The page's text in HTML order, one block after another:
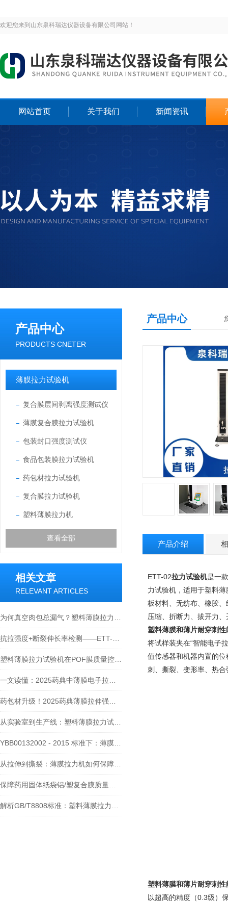
欢迎您来到山东泉科瑞达仪器设备有限公司网站！
网站首页 关于我们 新闻资讯
产品中心
PRODUCTS CNETER
薄膜拉力试验机
复合膜层间剥离强度测试仪
薄膜复合膜拉力试验机
包装封口强度测试仪
食品包装膜拉力试验机
药包材拉力试验机
复合膜拉力试验机
塑料薄膜拉力机
查看全部
相关文章
RELEVANT ARTICLES
产品中心
产品介绍
ETT-02拉力试验机是一
力试验机，适用于塑料
板材料、无纺布、橡胶
压缩、折断力、拔开力
塑料薄膜和薄片耐穿刺性
将试样装夹在“智能电子
值传感器和机器内置的
刺、撕裂、变形率、热
塑料薄膜和薄片耐穿刺性
以超高的精度（0.3级）